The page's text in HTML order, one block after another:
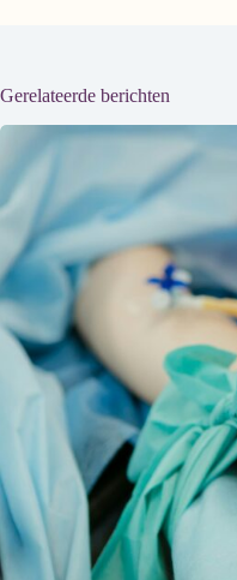
Gerelateerde berichten